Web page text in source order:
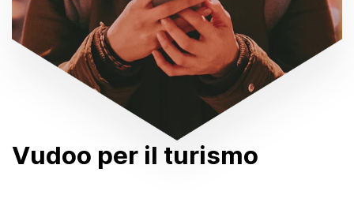
Vudoo per il turismo